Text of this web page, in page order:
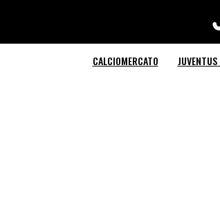
CALCIOMERCATO JUVENTUS